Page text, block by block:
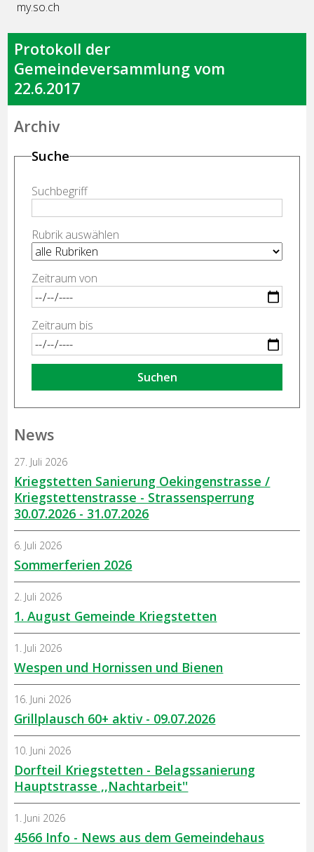
my.so.ch
Protokoll der
Gemeindeversammlung vom
22.6.2017
Archiv
Suche
Suchbegriff
Rubrik auswählen
Zeitraum von
Zeitraum bis
Suchen
News
Kriegstetten Sanierung Oekingenstrasse /
Kriegstettenstrasse - Strassensperrung
30.07.2026 - 31.07.2026
27. Juli 2026
Sommerferien 2026
6. Juli 2026
1. August Gemeinde Kriegstetten
2. Juli 2026
Wespen und Hornissen und Bienen
1. Juli 2026
Grillplausch 60+ aktiv - 09.07.2026
16. Juni 2026
Dorfteil Kriegstetten - Belagssanierung
Hauptstrasse ,,Nachtarbeit''
10. Juni 2026
4566 Info - News aus dem Gemeindehaus
1. Juni 2026